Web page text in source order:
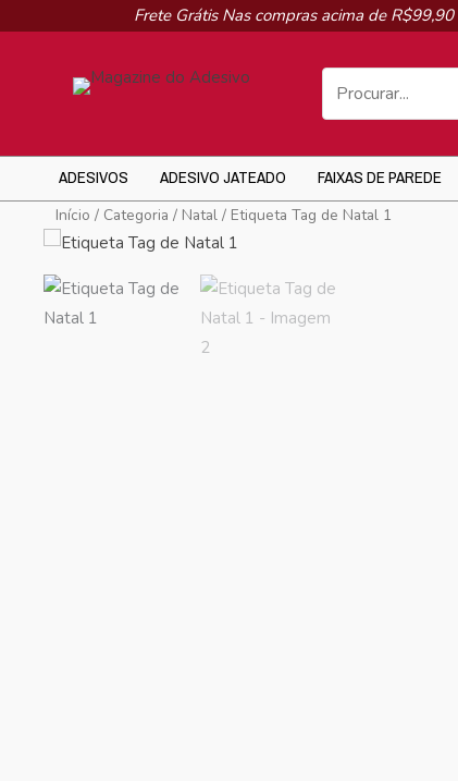
Frete Grátis Nas compras acima de R$99,90
ADESIVOS ADESIVO JATEADO FAIXAS DE PAREDE
Início / Categoria / Natal / Etiqueta Tag de Natal 1